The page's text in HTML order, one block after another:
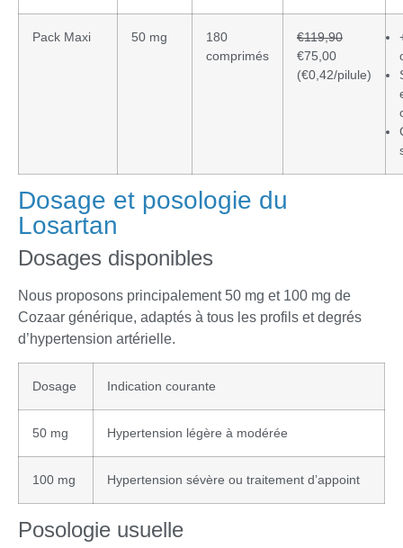
Pack Maxi 50 mg
180
comprimés
€119,90
€75,00
(€0,42/pilule)
Dosage et posologie du
Losartan
Dosages disponibles
Nous proposons principalement 50 mg et 100 mg de
Cozaar générique, adaptés à tous les profils et degrés
d’hypertension artérielle.
Dosage Indication courante
50 mg Hypertension légère à modérée
100 mg Hypertension sévère ou traitement d’appoint
Posologie usuelle